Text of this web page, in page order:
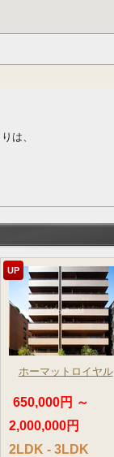
は、
UP
ホーマットロイヤル
650,000円 ～
2,000,000円
2LDK - 3LDK